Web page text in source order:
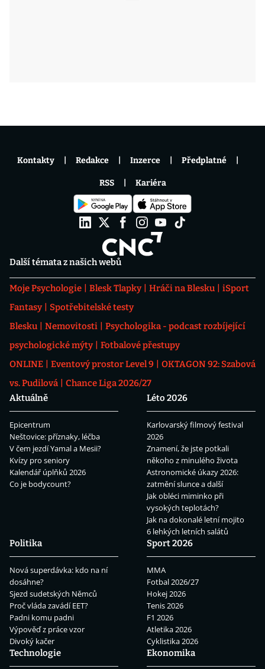
Další témata z našich webů
Moje Psychologie Blesk Tlapky Hráči na Blesku
iSport
Fantasy
Spotřebitelské testy
Blesku
Nemovitosti
Psychologika - podcast rozbíjející
psychologické mýty
Fotbalové přestupy
ONLINE
Eventový prostor Level 9
OKTAGON 92: Szabová
vs. Pudilová
Chance Liga 2026/27
Aktuálně
Epicentrum
Neštovice: příznaky, léčba
V čem jezdí Yamal a Mesii?
Kvízy pro seniory
Kalendář úplňků 2026
Co je bodycount?
Léto 2026
Karlovarský filmový festival
2026
Znamení, že jste potkali
někoho z minulého života
Astronomické úkazy 2026:
zatmění slunce a další
Jak obléci miminko při
vysokých teplotách?
Jak na dokonalé letní mojito
6 lehkých letních salátů
Politika
Nová superdávka: kdo na ní
dosáhne?
Sjezd sudetských Němců
Proč vláda zavádí EET?
Padni komu padni
Výpověď z práce vzor
Divoký kačer
Sport 2026
MMA
Fotbal 2026/27
Hokej 2026
Tenis 2026
F1 2026
Atletika 2026
Cyklistika 2026
Technologie
Ekonomika
Kontakty Redakce Inzerce Předplatné
RSS Kariéra